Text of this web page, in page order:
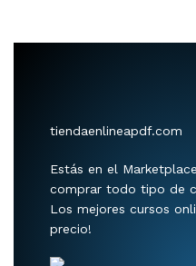
tiendaenlineapdf.com
Estás en el
comprar todo tipo de
Los mejores cursos
precio!